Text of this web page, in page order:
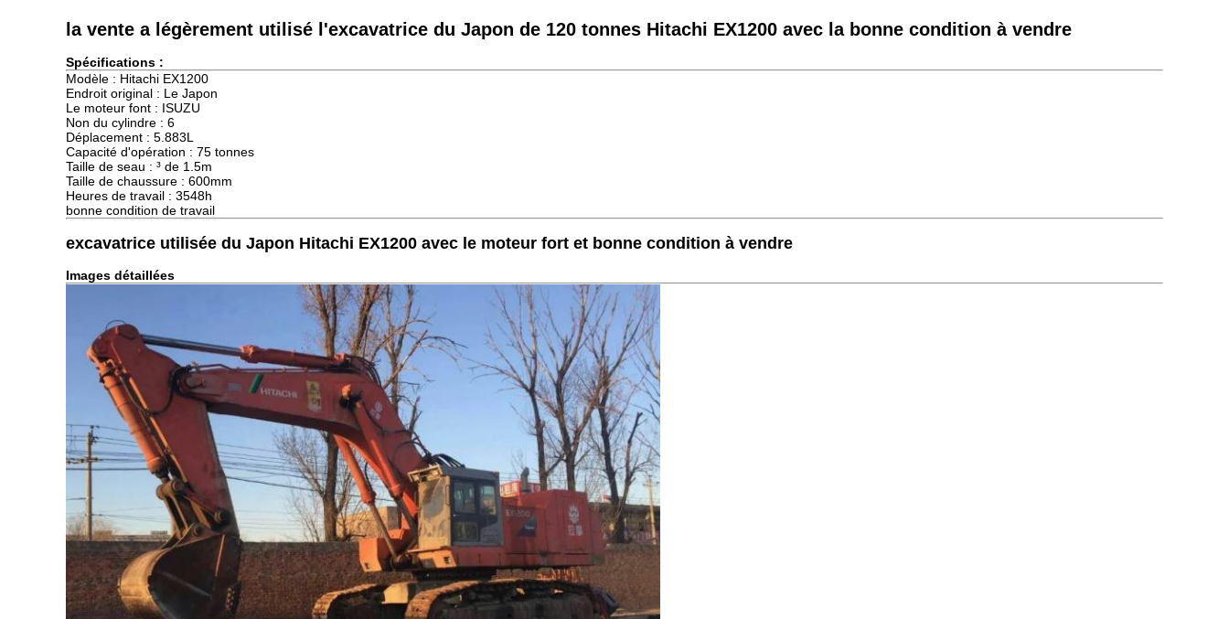
la vente a légèrement utilisé l'excavatrice du Japon de 120 tonnes Hitachi EX1200 avec la bonne condition à vendre
Spécifications :
Modèle : Hitachi EX1200
Endroit original : Le Japon
Le moteur font : ISUZU
Non du cylindre : 6
Déplacement : 5.883L
Capacité d'opération : 75 tonnes
Taille de seau : ³ de 1.5m
Taille de chaussure : 600mm
Heures de travail : 3548h
bonne condition de travail
excavatrice utilisée du Japon Hitachi EX1200 avec le moteur fort et bonne condition à vendre
Images détaillées